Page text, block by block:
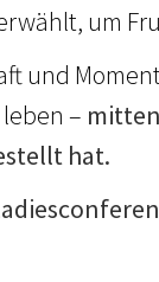
um
und
–
hat.